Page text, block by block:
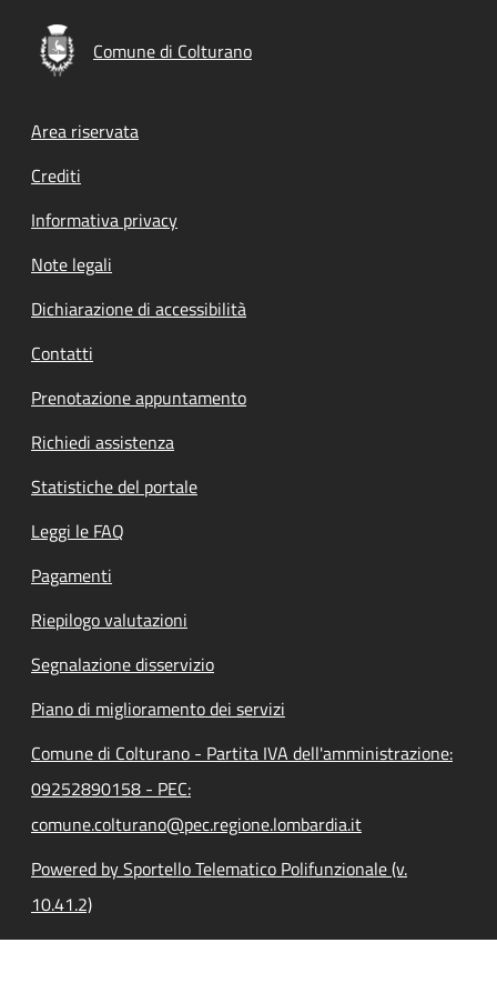
Comune di Colturano
Footer menu
Area riservata
Crediti
Informativa privacy
Note legali
Dichiarazione di accessibilità
Contatti
Prenotazione appuntamento
Richiedi assistenza
Statistiche del portale
Leggi le FAQ
Pagamenti
Riepilogo valutazioni
Segnalazione disservizio
Piano di miglioramento dei servizi
Comune di Colturano - Partita IVA dell'amministrazione:
09252890158 - PEC:
comune.colturano@pec.regione.lombardia.it
Powered by Sportello Telematico Polifunzionale (v.
10.41.2)